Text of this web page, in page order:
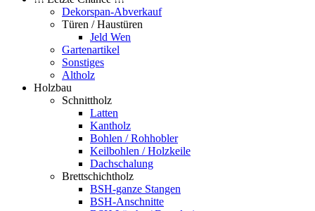
Dekorspan-Abverkauf
Türen / Haustüren
Jeld Wen
Gartenartikel
Sonstiges
Altholz
Holzbau
Schnittholz
Latten
Kantholz
Bohlen / Rohhobler
Keilbohlen / Holzkeile
Dachschalung
Brettschichtholz
BSH-ganze Stangen
BSH-Anschnitte